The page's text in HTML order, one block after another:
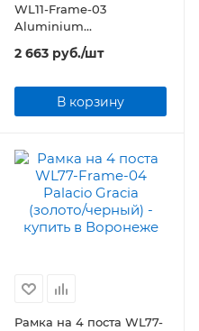
WL11-Frame-03
Aluminium
(коричневый
алюминий)
2 663руб./шт
В корзину
Рамка на 4 поста WL77-